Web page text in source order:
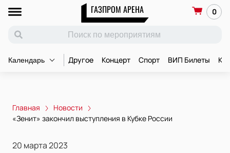
ГАЗПРОМ АРЕНА 0
Календарь Другое Концерт Спорт ВИП Билеты
Главная
Новости
«Зенит» закончил выступления в Кубке России
20 марта 2023